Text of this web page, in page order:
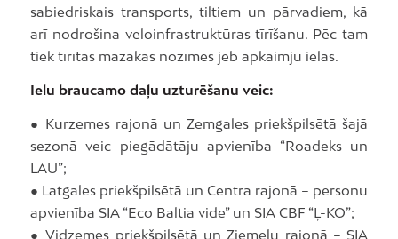
sabiedriskais transports, tiltiem un pārvadiem, kā
arī nodrošina veloinfrastruktūras tīrīšanu. Pēc tam
tiek tīrītas mazākas nozīmes jeb apkaimju ielas.
Ielu braucamo daļu uzturēšanu veic:
● Kurzemes rajonā un Zemgales priekšpilsētā šajā
sezonā veic piegādātāju apvienība “Roadeks un
LAU”;
● Latgales priekšpilsētā un Centra rajonā – personu
apvienība SIA “Eco Baltia vide” un SIA CBF “Ļ-KO”;
● Vidzemes priekšpilsētā un Ziemeļu rajonā – SIA